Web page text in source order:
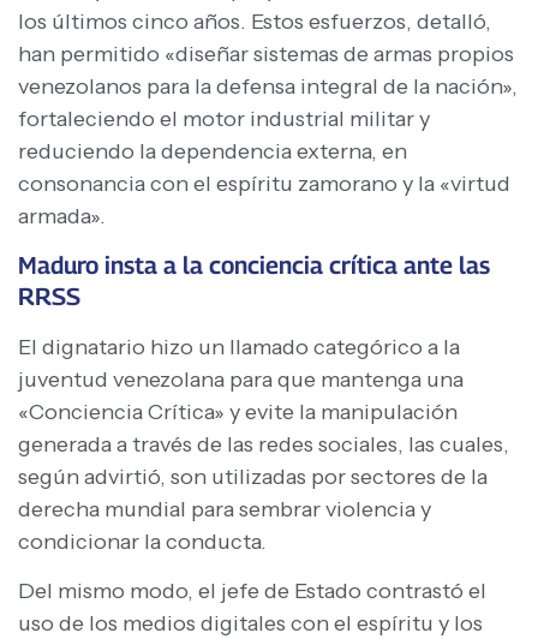
los últimos cinco años. Estos esfuerzos, detalló,
han permitido «diseñar sistemas de armas propios
venezolanos para la defensa integral de la nación»,
fortaleciendo el motor industrial militar y
reduciendo la dependencia externa, en
consonancia con el espíritu zamorano y la «virtud
armada».
Maduro insta a la conciencia crítica ante las
RRSS
El dignatario hizo un llamado categórico a la
juventud venezolana para que mantenga una
«Conciencia Crítica» y evite la manipulación
generada a través de las redes sociales, las cuales,
según advirtió, son utilizadas por sectores de la
derecha mundial para sembrar violencia y
condicionar la conducta.
Del mismo modo, el jefe de Estado contrastó el
uso de los medios digitales con el espíritu y los